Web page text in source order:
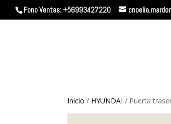
Fono Ventas: +56993427220
Inicio / HYUNDAI / Puerta